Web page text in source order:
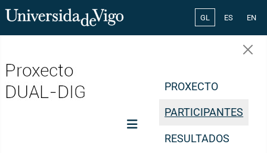
Select your
GL ES EN
PROXECTO
PARTICIPANTES
RESULTADOS